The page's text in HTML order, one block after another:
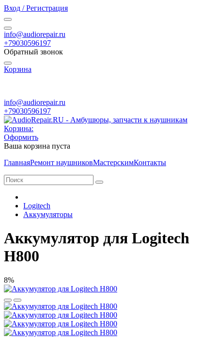
Вход / Регистрация
info@audiorepair.ru
+79030596197
Обратный звонок
Корзина
info@audiorepair.ru
+79030596197
Корзина:
Оформить
Ваша корзина пуста
ГлавнаяРемонт наушниковМастерскимКонтакты
Logitech
Аккумуляторы
Аккумулятор для Logitech
H800
8%